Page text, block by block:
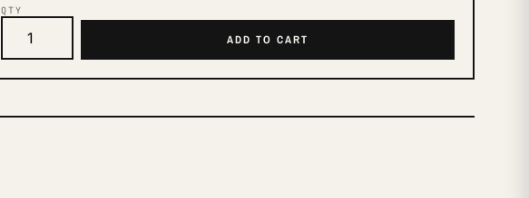
QTY
ADD TO CART